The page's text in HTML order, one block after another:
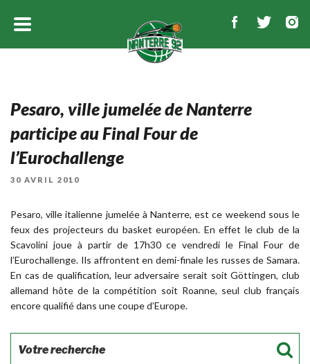
Pesaro, ville jumelée de Nanterre
participe au Final Four de
l’Eurochallenge
PUBLIÉ
30 AVRIL 2010
Pesaro, ville italienne jumelée à Nanterre, est ce weekend sous le
feux des projecteurs du basket européen. En effet le club de la
Scavolini joue à partir de 17h30 ce vendredi le Final Four de
l’Eurochallenge. Ils affrontent en demi-finale les russes de Samara.
En cas de qualification, leur adversaire serait soit Göttingen, club
allemand hôte de la compétition soit Roanne, seul club français
encore qualifié dans une coupe d’Europe.